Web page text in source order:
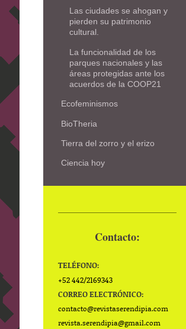
Las ciudades se ahogan y
pierden su patrimonio
cultural.
La funcionalidad de los
parques nacionales y las
áreas protegidas ante los
acuerdos de la COOP21
Ecofeminismos
BioTheria
Tierra del zorro y el erizo
Ciencia hoy
Contacto:
TELÉFONO:
+52 442/2169343
CORREO ELECTRÓNICO:
contacto@revistaserendipia.com
revista.serendipia@gmail.com